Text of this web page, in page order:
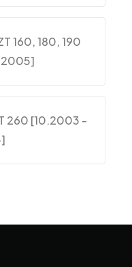
160, 180, 190
260 [10.2003 -